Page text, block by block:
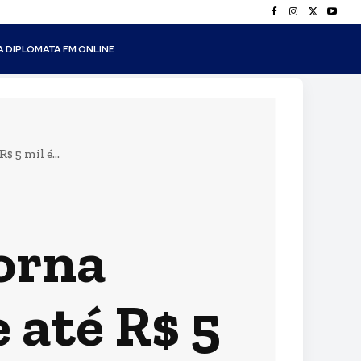
DIPLOMATA FM ONLINE
5 mil é...
R$ 5